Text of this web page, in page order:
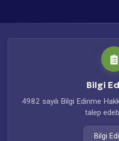
Bilgi
4982 sayılı Bilgi Edinme
talep
Bilgi